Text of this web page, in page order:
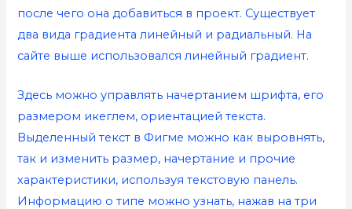
после чего она добавиться в проект. Существует
два вида градиента линейный и радиальный. На
сайте выше использовался линейный градиент.
Здесь можно управлять начертанием шрифта, его
размером икеглем, ориентацией текста.
Выделенный текст в Фигме можно как выровнять,
так и изменить размер, начертание и прочие
характеристики, используя текстовую панель.
Информацию о типе можно узнать, нажав на три